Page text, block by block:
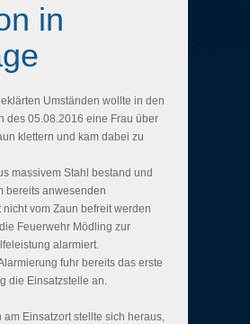
in
Umständen wollte in den
des 05.08.2016 eine Frau über
klettern und kam dabei zu
massivem Stahl bestand und
bereits anwesenden
nicht vom Zaun befreit werden
Feuerwehr Mödling zur
alarmiert.
fuhr bereits das erste
die Einsatzstelle an.
am Einsatzort stellte sich heraus,